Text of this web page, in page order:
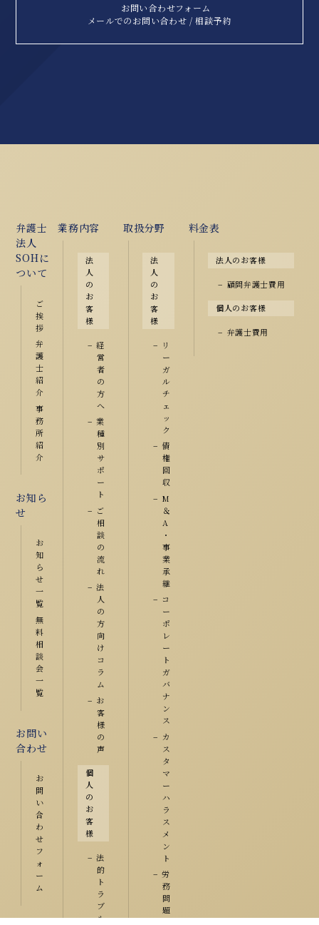
お問い合わせフォーム
メールでのお問い合わせ / 相談予約
弁護士
法人
SOHに
ついて
ご
挨
拶
弁
護
士
紹
介
事
務
所
紹
介
お知ら
せ
お
知
ら
せ
一
覧
無
料
相
談
会
一
覧
お問い
合わせ
お
問
い
合
わ
せ
フ
ォ
ー
ム
業務内容
法
人
の
お
客
様
経
営
者
の
方
へ
業
種
別
サ
ポ
ー
ト
ご
相
談
の
流
れ
法
人
の
方
向
け
コ
ラ
ム
お
客
様
の
声
個
人
の
お
客
様
法
的
ト
ラ
ブ
ル
取扱分野
法
人
の
お
客
様
リ
ー
ガ
ル
チ
ェ
ッ
ク
債
権
回
収
M
＆
A
・
事
業
承
継
コ
ー
ポ
レ
ー
ト
ガ
バ
ナ
ン
ス
カ
ス
タ
マ
ー
ハ
ラ
ス
メ
ン
ト
労
務
問
題
料金表
法人のお客様
顧問弁護士費用
個人のお客様
弁護士費用